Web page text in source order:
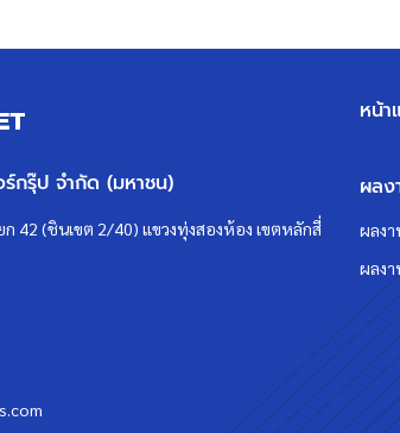
กรุ๊ป จำกัด (มหาชน)
ก 42 (ชินเขต 2/40) แขวงทุ่งสองห้อง เขตหลักสี่
หน้า
ผล
ผลงา
ผลง